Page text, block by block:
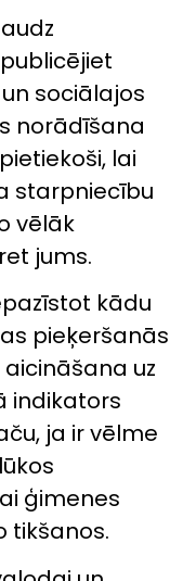
sociālajos
norādīšana
lai
starpniecību
vēlāk
jums.
kādu
pieķeršanās
uz
indikators
ja ir vēlme
ģimenes
tikšanos.